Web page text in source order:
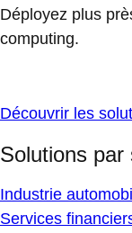
Déployez plus
computing.
Découvrir les
Solutions par
Industrie
Services